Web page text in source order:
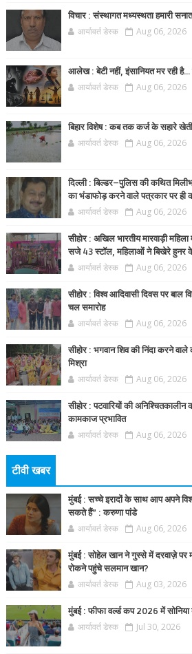
विचार : संस्थागत मध्यस्थता हमारी
आर्यावर्त डेस्क Aug 06, 2026
आलेख : बेटी नहीं, इंसानियत मर रही है…
आर्यावर्त डेस्क Aug 06, 2026
बिहार विशेष : कब तक कर्ज के सहारे
आर्यावर्त डेस्क Aug 06, 2026
दिल्ली : बिल्डर–पुलिस की कथित
का भंडाफोड़ करने वाले पत्रकार पर ही
आर्यावर्त डेस्क Aug 06, 2026
सीहोर : अखिल भारतीय मारवाड़ी
सजे 43 स्टॉल, महिलाओं ने बिखेरे हुनर
आर्यावर्त डेस्क Aug 06, 2026
सीहोर : विश्व आदिवासी दिवस पर बाल
चल समारोह
आर्यावर्त डेस्क Aug 06, 2026
सीहोर : भगवान शिव की निंदा करने
मिश्रा
आर्यावर्त डेस्क Aug 06, 2026
सीहोर : पटवारियों की
कामकाज प्रभावित
आर्यावर्त डेस्क Aug 06, 2026
टीवी खबर
मुंबई : सच्चे इरादों के साथ आप अपने
सकते हैं” : करुणा पांडे
आर्यावर्त डेस्क Aug 06, 2026
मुंबई : सोहेल खान ने गुस्से में दरवाज़े पर
रोकने पहुंचे सलमान खान?
आर्यावर्त डेस्क Aug 03, 2026
मुंबई : फीफा वर्ल्ड कप 2026 में
आर्यावर्त डेस्क Jul 30, 2026